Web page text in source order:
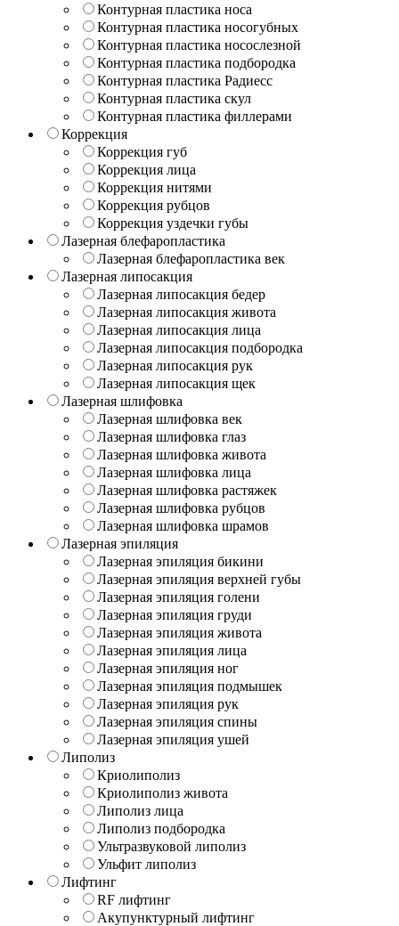
Контурная пластика носа
Контурная пластика носогубных
Контурная пластика носослезной
Контурная пластика подбородка
Контурная пластика Радиесс
Контурная пластика скул
Контурная пластика филлерами
Коррекция
Коррекция губ
Коррекция лица
Коррекция нитями
Коррекция рубцов
Коррекция уздечки губы
Лазерная блефаропластика
Лазерная блефаропластика век
Лазерная липосакция
Лазерная липосакция бедер
Лазерная липосакция живота
Лазерная липосакция лица
Лазерная липосакция подбородка
Лазерная липосакция рук
Лазерная липосакция щек
Лазерная шлифовка
Лазерная шлифовка век
Лазерная шлифовка глаз
Лазерная шлифовка живота
Лазерная шлифовка лица
Лазерная шлифовка растяжек
Лазерная шлифовка рубцов
Лазерная шлифовка шрамов
Лазерная эпиляция
Лазерная эпиляция бикини
Лазерная эпиляция верхней губы
Лазерная эпиляция голени
Лазерная эпиляция груди
Лазерная эпиляция живота
Лазерная эпиляция лица
Лазерная эпиляция ног
Лазерная эпиляция подмышек
Лазерная эпиляция рук
Лазерная эпиляция спины
Лазерная эпиляция ушей
Липолиз
Криолиполиз
Криолиполиз живота
Липолиз лица
Липолиз подбородка
Ультразвуковой липолиз
Ульфит липолиз
Лифтинг
RF лифтинг
Акупунктурный лифтинг